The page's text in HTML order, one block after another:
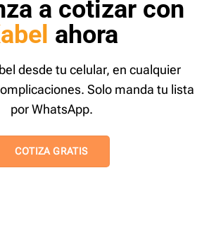
a cotizar con
ahora
desde tu celular, en cualquier
Solo manda tu lista
por WhatsApp.
COTIZA GRATIS